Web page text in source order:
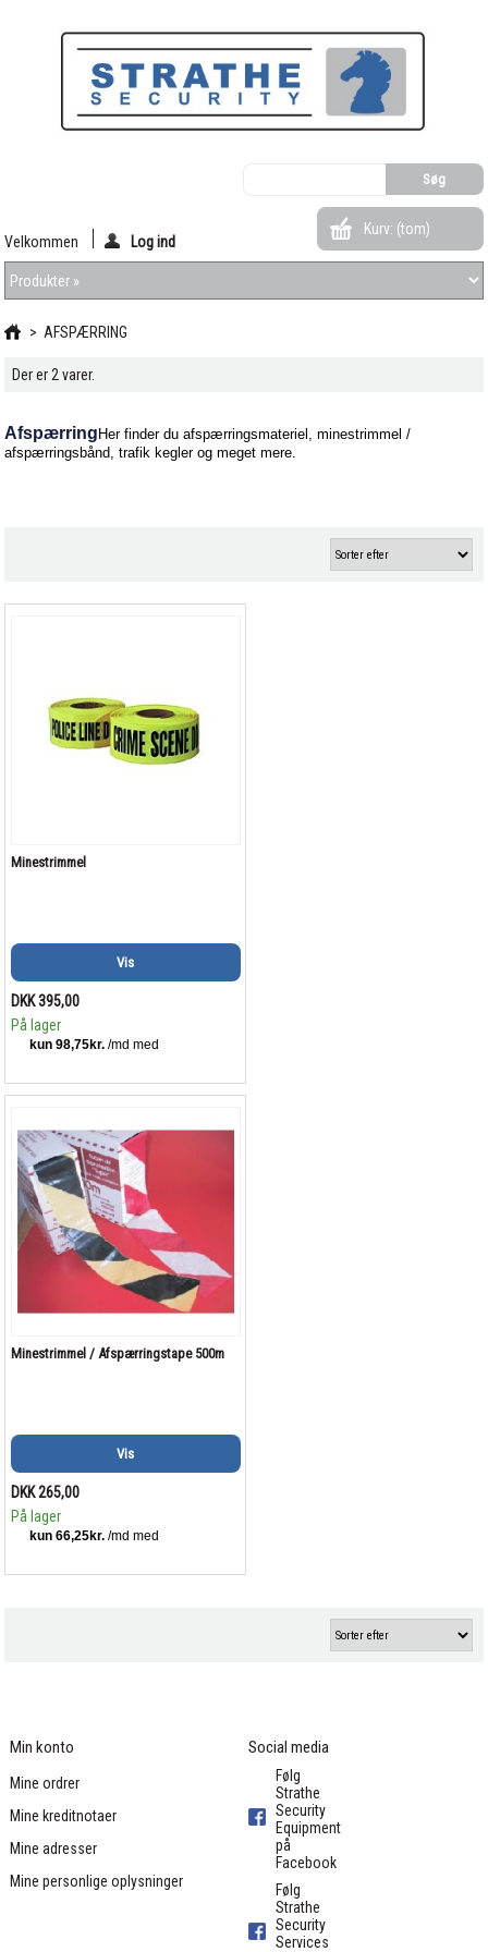
Kurv: (tom)
Velkommen Log ind
> AFSPÆRRING
Der er 2 varer.
Afspærring Her finder du afspærringsmateriel, minestrimmel /
afspærringsbånd, trafik kegler og meget mere.
Minestrimmel
Vis
DKK 395,00
På lager
Minestrimmel / Afspærringstape 500m
Vis
DKK 265,00
På lager
Min konto
Mine ordrer
Mine kreditnotaer
Mine adresser
Mine personlige oplysninger
Social media
Følg
Strathe
Security
Equipment
på
Facebook
Følg
Strathe
Security
Services